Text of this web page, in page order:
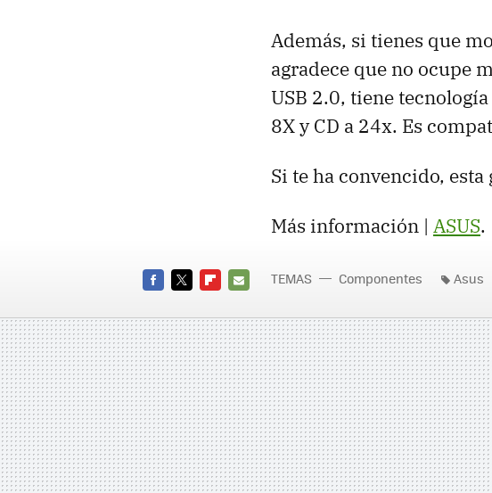
Además, si tienes que
agradece que no ocupe
USB 2.0, tiene
8X y CD a 24x. Es
Si te ha convencido,
Más información | ASUS.
MAIL
TEMAS Componentes Asus